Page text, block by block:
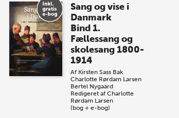
Sang og vise i
Danmark
Bind 1.
Fællessang og
skolesang 1800-
1914
Af Kirsten Sass Bak
Charlotte Rørdam Larsen
Bertel Nygaard
Redigeret afCharlotte
Rørdam Larsen
(bog + e-bog)